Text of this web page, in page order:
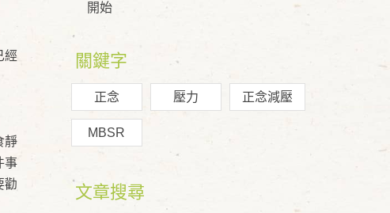
經
靜
事
勸
開始
關鍵字
正念 壓力 正念減壓
MBSR
文章搜尋